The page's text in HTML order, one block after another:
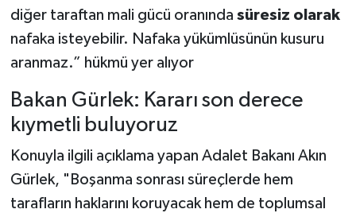
diğer taraftan mali gücü oranında süresiz olarak
nafaka isteyebilir. Nafaka yükümlüsünün kusuru
aranmaz.” hükmü yer alıyor
Bakan Gürlek: Kararı son derece
kıymetli buluyoruz
Konuyla ilgili açıklama yapan Adalet Bakanı Akın
Gürlek, "Boşanma sonrası süreçlerde hem
tarafların haklarını koruyacak hem de toplumsal